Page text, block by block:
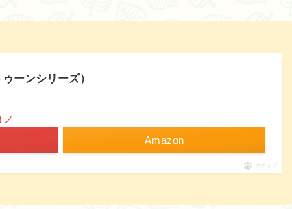
ーンシリーズ）
Amazon
／
ポチップ